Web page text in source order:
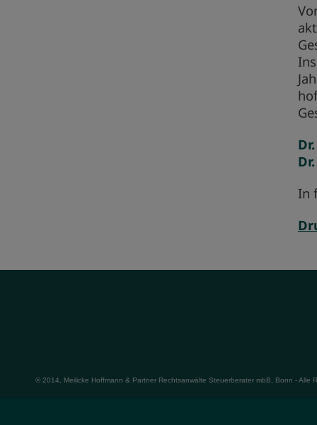
In
© 2014, Meilicke Hoffmann & Partner Rechtsanwälte Steuerberater mbB, Bonn - Alle